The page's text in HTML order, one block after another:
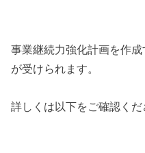
事業継続力強化計画を作
が受けられます。
詳しくは以下をご確認くだ